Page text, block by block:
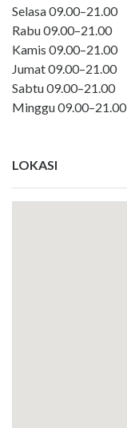
Selasa 09.00–21.00
Rabu 09.00–21.00
Kamis 09.00–21.00
Jumat 09.00–21.00
Sabtu 09.00–21.00
Minggu 09.00–21.00
LOKASI